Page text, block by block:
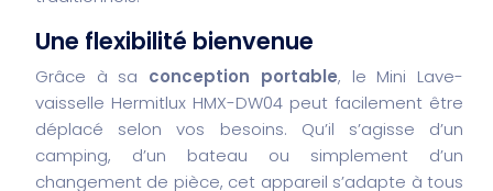
Une flexibilité bienvenue
Grâce à sa conception portable, le Mini Lave-
vaisselle Hermitlux HMX-DW04 peut facilement être
déplacé selon vos besoins. Qu’il s’agisse d’un
camping, d’un bateau ou simplement d’un
changement de pièce, cet appareil s’adapte à tous